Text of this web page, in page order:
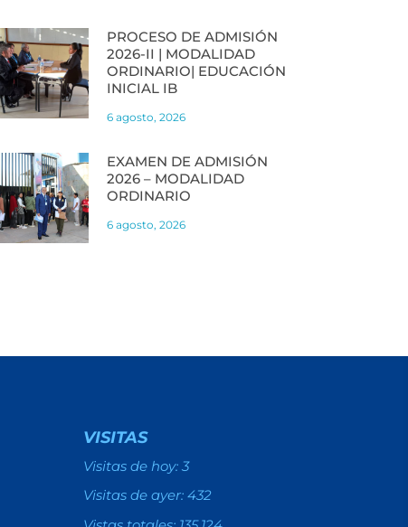
PROCESO DE ADMISIÓN
2026-II | MODALIDAD
ORDINARIO| EDUCACIÓN
INICIAL IB
6 agosto, 2026
EXAMEN DE ADMISIÓN
2026 – MODALIDAD
ORDINARIO
6 agosto, 2026
VISITAS
Visitas de hoy:3
Visitas de ayer:432